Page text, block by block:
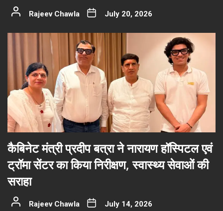
Rajeev Chawla July 20, 2026
कैबिनेट मंत्री प्रदीप बत्रा ने नारायण हॉस्पिटल एवं
ट्रॉमा सेंटर का किया निरीक्षण, स्वास्थ्य सेवाओं की
सराहा
Rajeev Chawla July 14, 2026